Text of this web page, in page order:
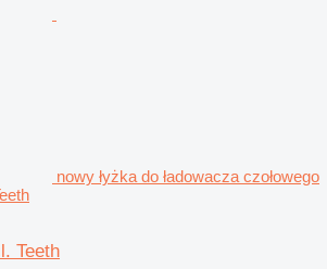
nowy łyżka do ładowacza czołowego
Teeth